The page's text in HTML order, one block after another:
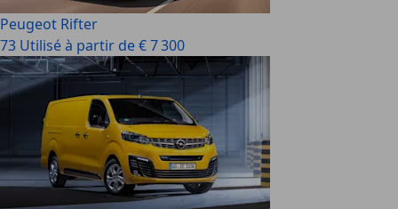
Peugeot Rifter
73 Utilisé à partir de € 7 300